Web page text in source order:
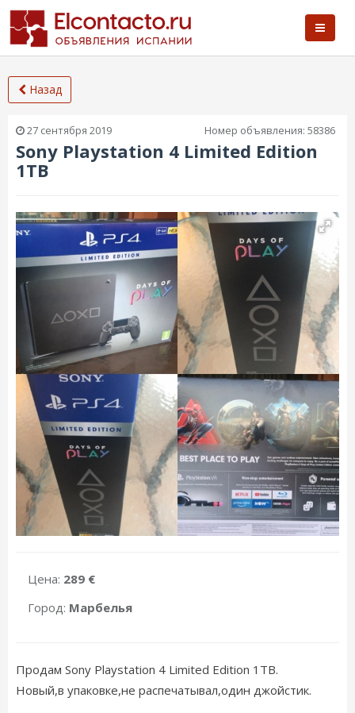
Назад
27 сентября 2019 Номер объявления: 58386
Sony Playstation 4 Limited Edition
1TB
Цена: 289 €
Город: Марбелья
Продам Sony Playstation 4 Limited Edition 1TB.
Новый,в упаковке,не распечатывал,один джойстик.